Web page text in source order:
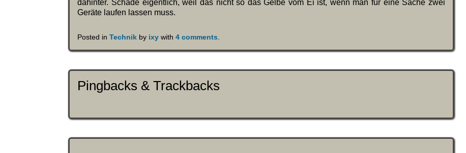
dahinter. Schade eigentlich, weil das nicht so das Gelbe vom Ei ist, wenn man für eine Sache zwei
Geräte laufen lassen muss.
Posted inTechnik by ixy with4 comments
Pingbacks & Trackbacks